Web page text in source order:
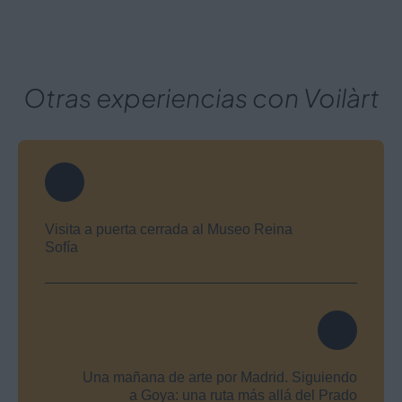
Otras experiencias con Voilàrt
Visita a puerta cerrada al Museo Reina
Sofía
Una mañana de arte por Madrid. Siguiendo
a Goya: una ruta más allá del Prado